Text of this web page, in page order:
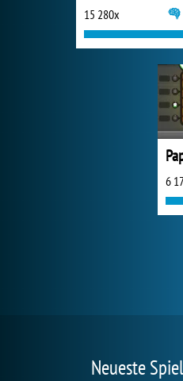
15 280x
6
Neueste